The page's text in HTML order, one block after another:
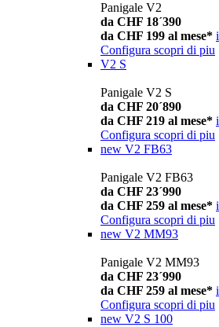
Panigale V2
da CHF 18´390
da CHF 199 al mese* i
Configura scopri di piu
V2 S
Panigale V2 S
da CHF 20´890
da CHF 219 al mese* i
Configura scopri di piu
new V2 FB63
Panigale V2 FB63
da CHF 23´990
da CHF 259 al mese* i
Configura scopri di piu
new V2 MM93
Panigale V2 MM93
da CHF 23´990
da CHF 259 al mese* i
Configura scopri di piu
new V2 S 100